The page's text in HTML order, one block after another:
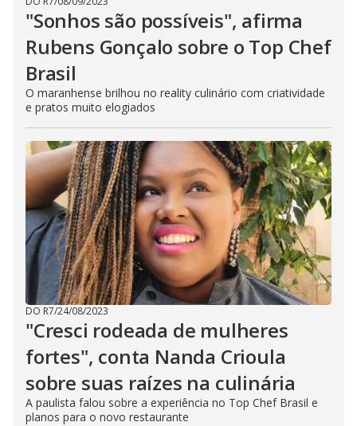
"Sonhos são possíveis", afirma
Rubens Gonçalo sobre o Top Chef
Brasil
O maranhense brilhou no reality culinário com criatividade
e pratos muito elogiados
DO R7/24/08/2023
"Cresci rodeada de mulheres
fortes", conta Nanda Crioula
sobre suas raízes na culinária
A paulista falou sobre a experiência no Top Chef Brasil e
planos para o novo restaurante